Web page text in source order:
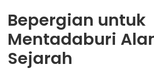
Bepergian untuk
Mentadaburi
Sejarah